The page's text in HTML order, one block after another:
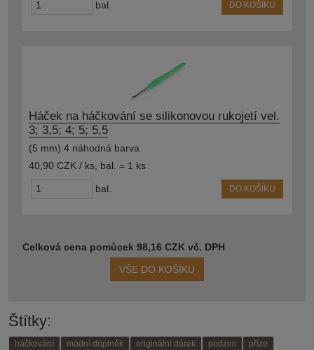
bal. DO KOŠÍKU
Háček na háčkování se silikonovou rukojetí vel.
3; 3,5; 4; 5; 5,5
(5 mm) 4 náhodná barva
40,90 CZK / ks bal. = 1 ks
bal. DO KOŠÍKU
Celková cena pomůcek 98,16 CZK vč. DPH
VŠE DO KOŠÍKU
Štítky:
háčkování módní doplněk originální dárek podzim příze